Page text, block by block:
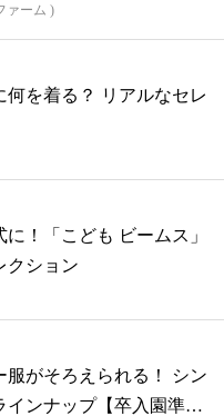
ァーム )
何を着る？ リアルなセレ
！「こども ビームス」
クション
服がそろえられる！ シン
インナップ【卒入園準